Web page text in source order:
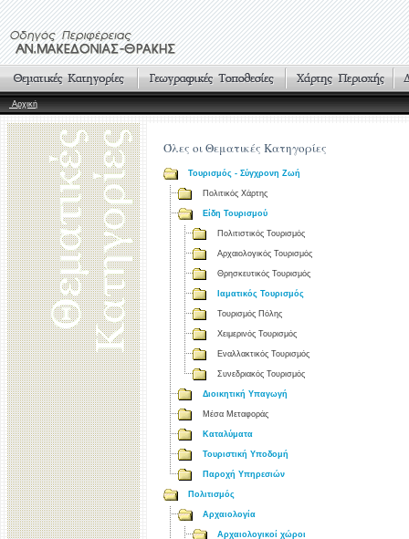
Αρχική
Όλες οι Θεματικές Κατηγορίες
Τουρισμός - Σύγχρονη Ζωή
Πολιτικός Χάρτης
Είδη Τουρισμού
Πολιτιστικός Τουρισμός
Αρχαιολογικός Τουρισμός
Θρησκευτικός Τουρισμός
Ιαματικός Τουρισμός
Τουρισμός Πόλης
Χειμερινός Τουρισμός
Εναλλακτικός Τουρισμός
Συνεδριακός Τουρισμός
Διοικητική Υπαγωγή
Μέσα Μεταφοράς
Καταλύματα
Τουριστική Υποδομή
Παροχή Υπηρεσιών
Πολιτισμός
Αρχαιολογία
Αρχαιολογικοί χώροι